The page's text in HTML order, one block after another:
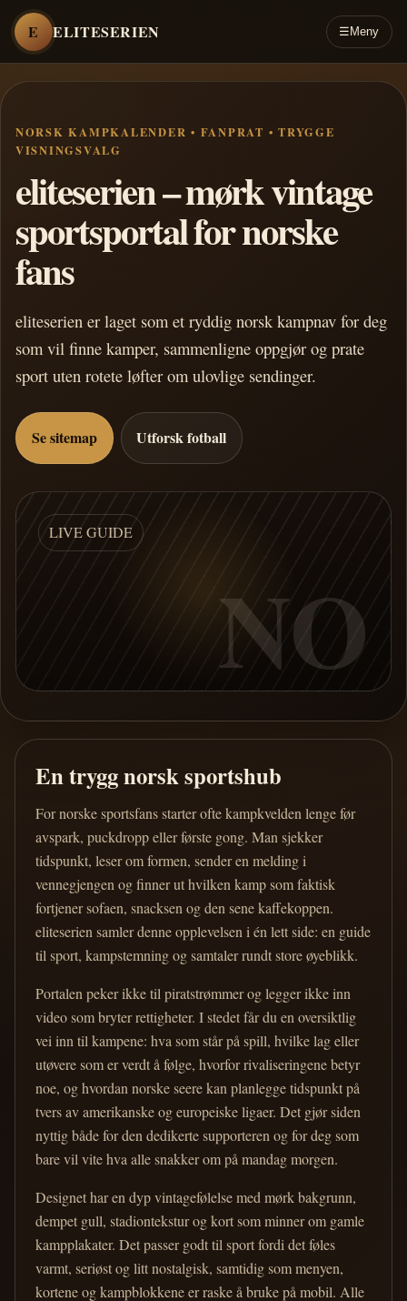
E ELITESERIEN ☰ Meny
NORSK KAMPKALENDER • FANPRAT • TRYGGE
VISNINGSVALG
eliteserien – mørk vintage
sportsportal for norske
fans
eliteserien er laget som et ryddig norsk kampnav for deg
som vil finne kamper, sammenligne oppgjør og prate
sport uten rotete løfter om ulovlige sendinger.
Se sitemap Utforsk fotball
LIVE GUIDE
NO
En trygg norsk sportshub
For norske sportsfans starter ofte kampkvelden lenge før
avspark, puckdropp eller første gong. Man sjekker
tidspunkt, leser om formen, sender en melding i
vennegjengen og finner ut hvilken kamp som faktisk
fortjener sofaen, snacksen og den sene kaffekoppen.
eliteserien samler denne opplevelsen i én lett side: en guide
til sport, kampstemning og samtaler rundt store øyeblikk.
Portalen peker ikke til piratstrømmer og legger ikke inn
video som bryter rettigheter. I stedet får du en oversiktlig
vei inn til kampene: hva som står på spill, hvilke lag eller
utøvere som er verdt å følge, hvorfor rivaliseringene betyr
noe, og hvordan norske seere kan planlegge tidspunkt på
tvers av amerikanske og europeiske ligaer. Det gjør siden
nyttig både for den dedikerte supporteren og for deg som
bare vil vite hva alle snakker om på mandag morgen.
Designet har en dyp vintagefølelse med mørk bakgrunn,
dempet gull, stadiontekstur og kort som minner om gamle
kampplakater. Det passer godt til sport fordi det føles
varmt, seriøst og litt nostalgisk, samtidig som menyen,
kortene og kampblokkene er raske å bruke på mobil. Alle